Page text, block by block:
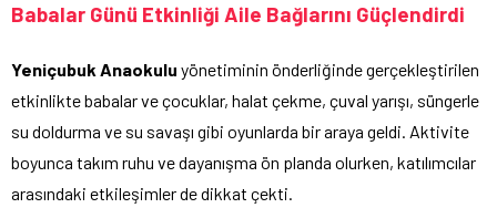
Babalar Günü Etkinliği Aile Bağlarını Güçlendirdi
Yeniçubuk Anaokulu yönetiminin önderliğinde gerçekleştirilen
etkinlikte babalar ve çocuklar, halat çekme, çuval yarışı, süngerle
su doldurma ve su savaşı gibi oyunlarda bir araya geldi. Aktivite
boyunca takım ruhu ve dayanışma ön planda olurken, katılımcılar
arasındaki etkileşimler de dikkat çekti.